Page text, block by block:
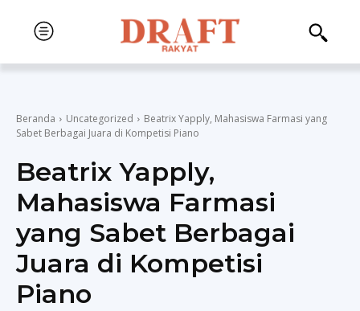
Beranda Uncategorized
Beatrix Yapply, Mahasiswa Farmasi yang
Sabet Berbagai Juara di Kompetisi Piano
Beatrix Yapply,
Mahasiswa Farmasi
yang Sabet Berbagai
Juara di Kompetisi
Piano